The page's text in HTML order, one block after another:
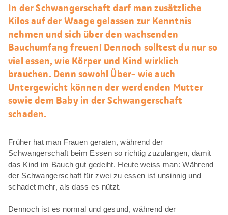
In der Schwangerschaft darf man zusätzliche
Kilos auf der Waage gelassen zur Kenntnis
nehmen und sich über den wachsenden
Bauchumfang freuen! Dennoch solltest du nur so
viel essen, wie Körper und Kind wirklich
brauchen. Denn sowohl Über- wie auch
Untergewicht können der werdenden Mutter
sowie dem Baby in der Schwangerschaft
schaden.
Früher hat man Frauen geraten, während der
Schwangerschaft beim Essen so richtig zuzulangen, damit
das Kind im Bauch gut gedeiht. Heute weiss man: Während
der Schwangerschaft für zwei zu essen ist unsinnig und
schadet mehr, als dass es nützt.
Dennoch ist es normal und gesund, während der